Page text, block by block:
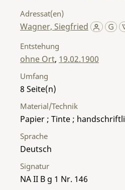
Adressat(en)
Wagner, Siegfried
Entstehung
ohne Ort, 19.02.1900
Umfang
8
Material/Technik
Papier ; Tinte ;
Sprache
Deutsch
Signatur
NA II B g 1 Nr. 146